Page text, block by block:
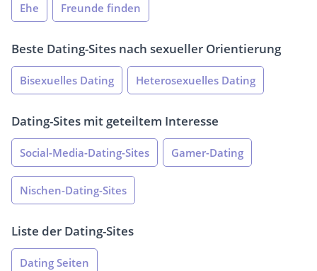
Ehe Freunde finden
Beste Dating-Sites nach sexueller Orientierung
Bisexuelles Dating Heterosexuelles Dating
Dating-Sites mit geteiltem Interesse
Social-Media-Dating-Sites Gamer-Dating
Nischen-Dating-Sites
Liste der Dating-Sites
Dating Seiten